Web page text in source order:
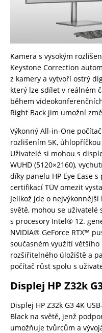
Kamera s vysokým
Keystone Correction
z kamery a vytvoří ostrý
který lze sdílet v reálném
během
Right Back jim umožní
Výkonný All-in-One
rozlišením 5K,
Uživatelé si mohou s
WUHD (5120×2160),
díky panelu HP Eye Ease
certifikací TÜV omezit
Jelikož jde o
světě, mohou se
s procesory Intel® 12.
NVIDIA® GeForce RTX™
současném využití
rozšiřitelného úložiště a
počítač růst spolu s
Displej HP Z32k
Displej HP Z32k G3 4K
Black na světě, jenž
umožňuje tvůrcům a